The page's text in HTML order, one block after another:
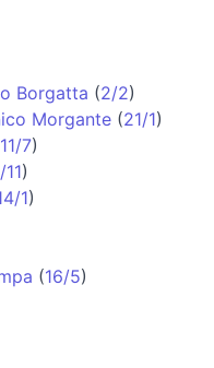
Borgatta (2/2)
Morgante (21/1)
11/7)
)
1)
(16/5)